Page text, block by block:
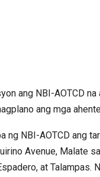
ang NBI-AOTCD
ang mga
ng NBI-AOTCD ang
Avenue, Malate
at